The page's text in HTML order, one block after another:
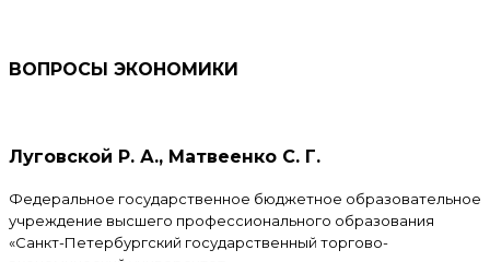
ВОПРОСЫ ЭКОНОМИКИ
Луговской Р. А., Матвеенко С. Г.
Федеральное государственное бюджетное образовательное
учреждение высшего профессионального образования
«Санкт-Петербургский государственный торгово-